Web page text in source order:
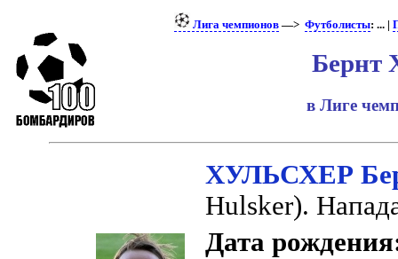
Лига чемпионов —>Футболисты: ... |
Бернт
в Лиге
ХУЛЬСХЕР
Hulsker).
Дата